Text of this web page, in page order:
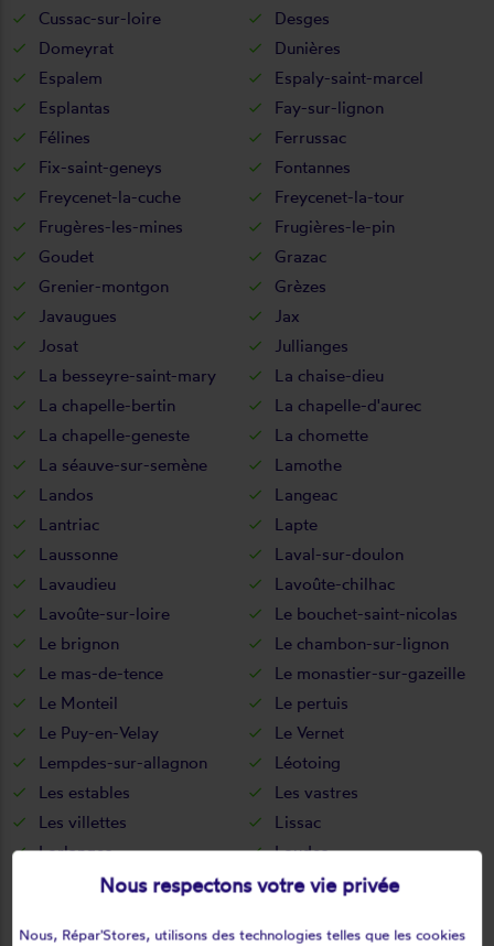
Cussac-sur-loire
Desges
Domeyrat
Dunières
Espalem
Espaly-saint-marcel
Esplantas
Fay-sur-lignon
Félines
Ferrussac
Fix-saint-geneys
Fontannes
Freycenet-la-cuche
Freycenet-la-tour
Frugères-les-mines
Frugières-le-pin
Goudet
Grazac
Grenier-montgon
Grèzes
Javaugues
Jax
Josat
Jullianges
La besseyre-saint-mary
La chaise-dieu
La chapelle-bertin
La chapelle-d'aurec
La chapelle-geneste
La chomette
La séauve-sur-semène
Lamothe
Landos
Langeac
Lantriac
Lapte
Laussonne
Laval-sur-doulon
Lavaudieu
Lavoûte-chilhac
Lavoûte-sur-loire
Le bouchet-saint-nicolas
Le brignon
Le chambon-sur-lignon
Le mas-de-tence
Le monastier-sur-gazeille
Le Monteil
Le pertuis
Le Puy-en-Velay
Le Vernet
Lempdes-sur-allagnon
Léotoing
Les estables
Les vastres
Les villettes
Lissac
Lorlanges
Loudes
Lubilhac
Malrevers
Mazerat-aurouze
Mazet-saint-voy
Nous respectons votre vie privée
Nous, Répar'Stores, utilisons des technologies telles que les cookies